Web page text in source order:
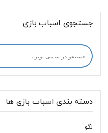
جستجوی اسباب بازی
دسته بندی اسباب بازی ها
لگو